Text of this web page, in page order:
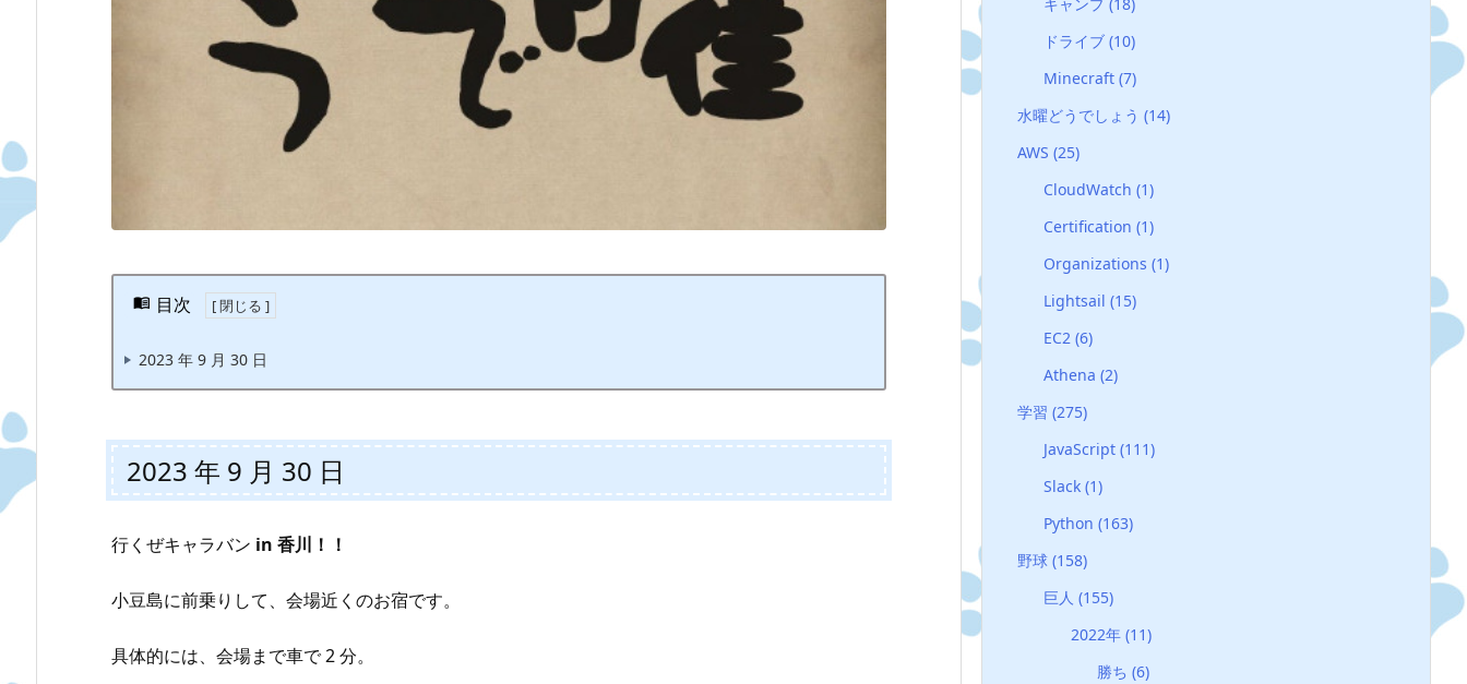
目次
2023 年 9 月 30 日
2023 年 9 月 30 日
行くぜキャラバン in 香川！！
小豆島に前乗りして、会場近くのお宿です。
具体的には、会場まで車で 2 分。
キャンプ(18)
ドライブ(10)
Minecraft(7)
水曜どうでしょう (14)
AWS (25)
CloudWatch(1)
Certification(1)
Organizations(1)
Lightsail(15)
EC2(6)
Athena(2)
学習 (275)
JavaScript(111)
Slack(1)
Python(163)
野球 (158)
巨人(155)
2022年 (11)
勝ち(6)